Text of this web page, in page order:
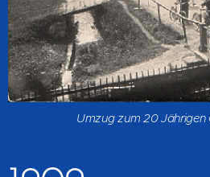
Umzug zum 20 Jährigen